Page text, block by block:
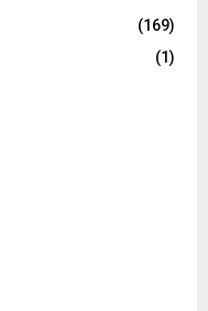
(169)
(1)